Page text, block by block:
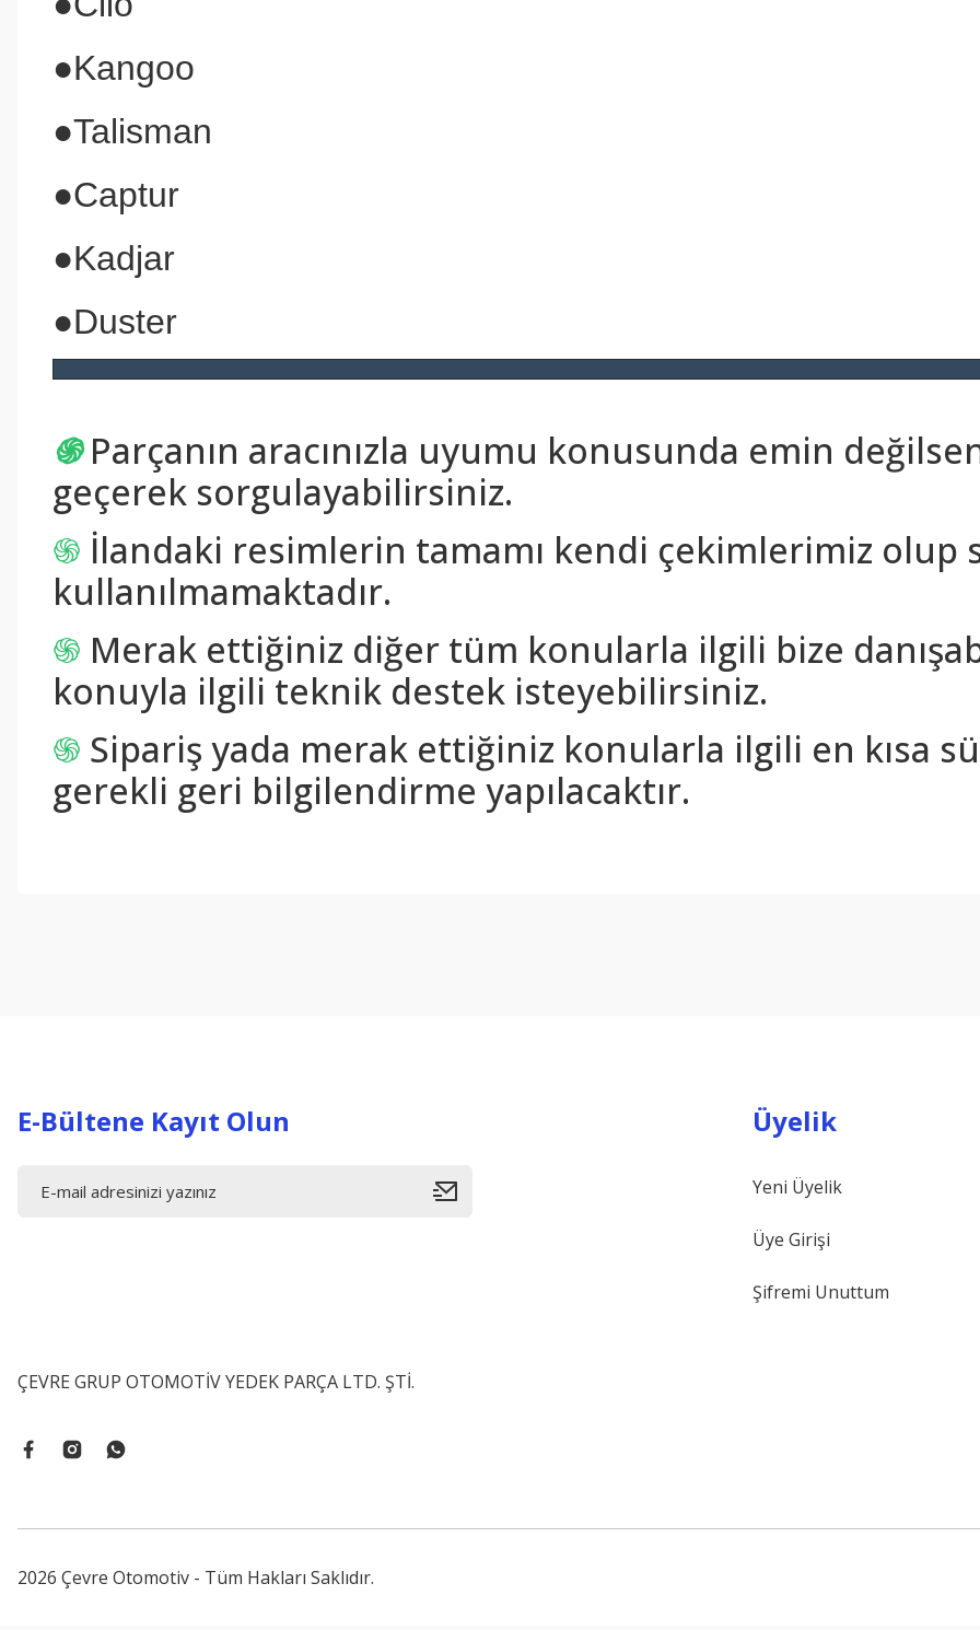
●Kangoo
●Talisman
●Captur
●Kadjar
●Duster
֍ Parçanın aracınızla uyumu konusunda emin
geçerek sorgulayabilirsiniz.
֍ İlandaki resimlerin tamamı kendi çekimlerimiz olup
kullanılmamaktadır.
֍ Merak ettiğiniz diğer tüm konularla ilgili bize
konuyla ilgili teknik destek isteyebilirsiniz.
֍ Sipariş yada merak ettiğiniz konularla ilgili en kısa
gerekli geri bilgilendirme yapılacaktır.
E-Bültene Kayıt Olun
ÇEVRE GRUP OTOMOTİV YEDEK PARÇA LTD. ŞTİ.
Üyelik
Yeni Üyelik
Üye Girişi
Şifremi Unuttum
2026 Çevre Otomotiv - Tüm Hakları Saklıdır.